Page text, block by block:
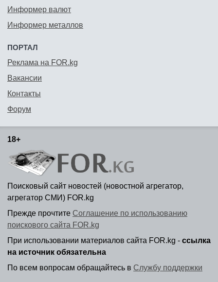
Информер валют
Информер металлов
ПОРТАЛ
Реклама на FOR.kg
Вакансии
Контакты
Форум
18+
Поисковый сайт новостей (новостной агрегатор,
агрегатор СМИ) FOR.kg
Прежде прочтите Соглашение по использованию
поискового сайта FOR.kg
При использовании материалов сайта FOR.kg - ссылка
на источник обязательна
По всем вопросам обращайтесь в Службу поддержки